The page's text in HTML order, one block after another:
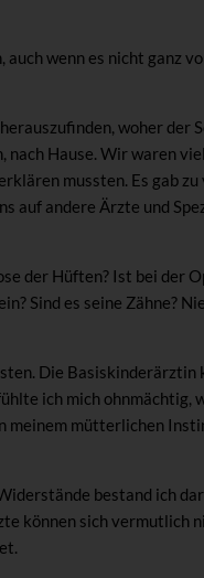
auch wenn es nicht ganz
woher der
nach Hause. Wir waren
mussten. Es gab
auf andere Ärzte und
der Hüften? Ist bei der
Sind es seine Zähne?
Die Basiskinderärztin
ich mich ohnmächtig,
meinem mütterlichen
bestand ich
können sich vermutlich